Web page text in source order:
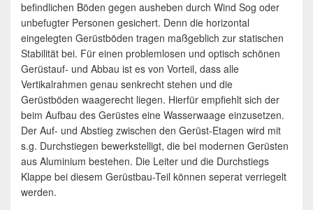
befindlichen Böden gegen ausheben durch Wind Sog oder
unbefugter Personen gesichert. Denn die horizontal
eingelegten Gerüstböden tragen maßgeblich zur statischen
Stabilität bei. Für einen problemlosen und optisch schönen
Gerüstauf- und Abbau ist es von Vorteil, dass alle
Vertikalrahmen genau senkrecht stehen und die
Gerüstböden waagerecht liegen. Hierfür empfiehlt sich der
beim Aufbau des Gerüstes eine Wasserwaage einzusetzen.
Der Auf- und Abstieg zwischen den Gerüst-Etagen wird mit
s.g. Durchstiegen bewerkstelligt, die bei modernen Gerüsten
aus Aluminium bestehen. Die Leiter und die Durchstiegs
Klappe bei diesem Gerüstbau-Teil können seperat verriegelt
werden.